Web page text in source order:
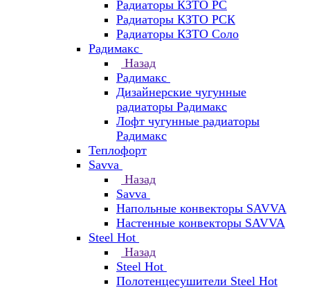
Радиаторы КЗТО РС
Радиаторы КЗТО РСК
Радиаторы КЗТО Соло
Радимакс
Назад
Радимакс
Дизайнерские чугунные
радиаторы Радимакс
Лофт чугунные радиаторы
Радимакс
Теплофорт
Savva
Назад
Savva
Напольные конвекторы SAVVA
Настенные конвекторы SAVVA
Steel Hot
Назад
Steel Hot
Полотенцесушители Steel Hot